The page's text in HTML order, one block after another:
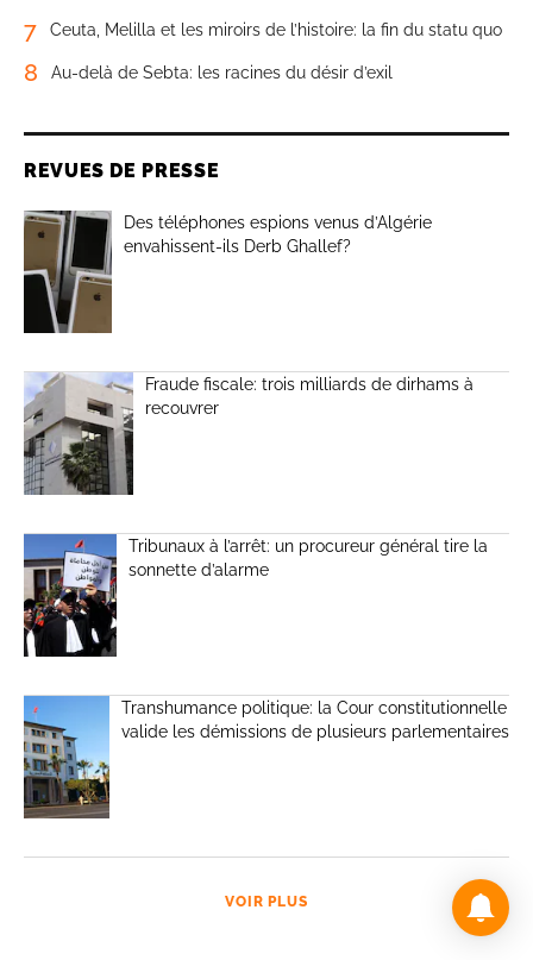
7 Ceuta, Melilla et les miroirs de l’histoire: la fin du statu quo
8 Au-delà de Sebta: les racines du désir d’exil
REVUES DE PRESSE
Des téléphones espions venus d’Algérie
envahissent-ils Derb Ghallef?
Fraude fiscale: trois milliards de dirhams à
recouvrer
Tribunaux à l’arrêt: un procureur général tire la
sonnette d’alarme
Transhumance politique: la Cour constitutionnelle
valide les démissions de plusieurs parlementaires
VOIR PLUS